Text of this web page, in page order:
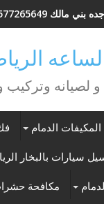
مالك 0577265649
0579418735-
و لصيانه
الدمام
سيارات بالبخار
مكافحة